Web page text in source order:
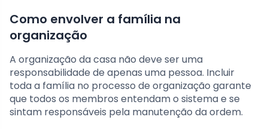
Como envolver a família na
organização
A organização da casa não deve ser uma
responsabilidade de apenas uma pessoa. Incluir
toda a família no processo de organização garante
que todos os membros entendam o sistema e se
sintam responsáveis pela manutenção da ordem.